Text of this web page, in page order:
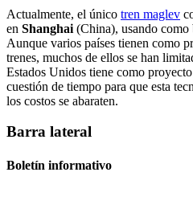
Actualmente, el único tren maglev
en Shanghai (China), usando como
Aunque varios países tienen como
trenes, muchos de ellos se han
Estados Unidos tiene como
cuestión de tiempo para que esta
los costos se abaraten.
Barra lateral
Boletín informativo